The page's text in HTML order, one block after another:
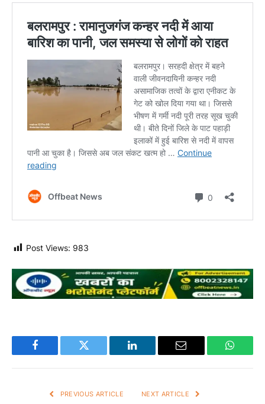
Post Views: 983
Facebook Twitter LinkedIn Email
PREVIOUS ARTICLE NEXT ARTICLE